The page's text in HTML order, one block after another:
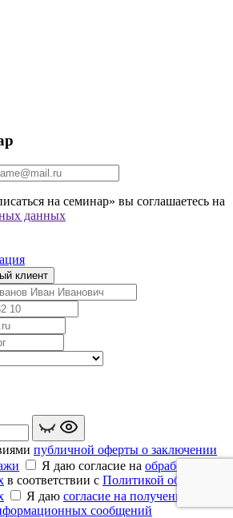
на семинар» вы соглашаетесь на
данных
клиент
публичной оферты о заключении
Я даю согласие на обработку
в соответствии с Политикой обработки
Я даю согласие на получение
сообщений